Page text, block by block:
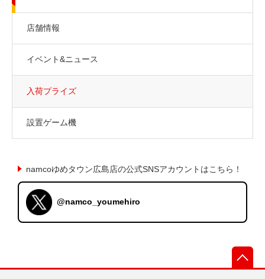
店舗情報
イベント&ニュース
入荷プライズ
設置ゲーム機
namcoゆめタウン広島店の公式SNSアカウントはこちら！
@namco_youmehiro